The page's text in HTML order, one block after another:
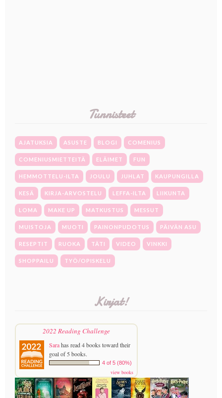
Tunnisteet
AJATUKSIA ASUSTE BLOGI COMENIUS
COMENIUSMIETTEITÄ ELÄIMET FUN
HEMMOTTELU-ILTA JOULU JUHLAT KAUPUNGILLA
KESÄ KIRJA-ARVOSTELU LEFFA-ILTA LIIKUNTA
LOMA MAKE UP MATKUSTUS MESSUT
MUISTOJA MUOTI PAINONPUDOTUS PÄIVÄN ASU
RESEPTIT RUOKA TÄTI VIDEO VINKKI
SHOPPAILU TYÖ/OPISKELU
Kirjat!
2022 Reading Challenge
Sarahas read 4 books toward their
goal of 5 books.
4 of 5 (80%)
view books